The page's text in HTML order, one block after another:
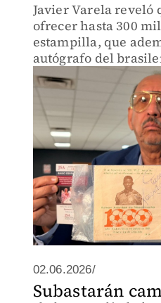
Javier Varela reveló
ofrecer hasta 300
estampilla, que
autógrafo del
utilizado por la
02.06.2026/
Subastarán